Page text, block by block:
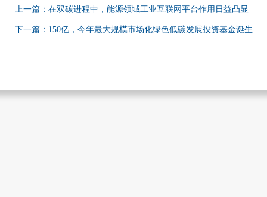
上一篇：在双碳进程中，能源领域工业互联网平台作用日益凸显
下一篇：150亿，今年最大规模市场化绿色低碳发展投资基金诞生